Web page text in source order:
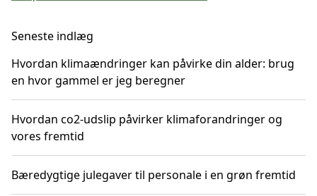
Seneste indlæg
Hvordan klimaændringer kan påvirke din alder: brug
en hvor gammel er jeg beregner
Hvordan co2-udslip påvirker klimaforandringer og
vores fremtid
Bæredygtige julegaver til personale i en grøn fremtid